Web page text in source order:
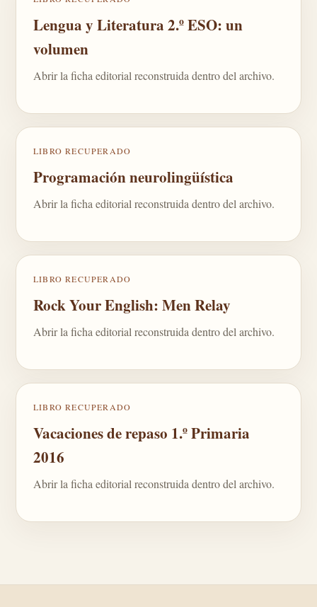
Lengua y Literatura 2.º ESO: un
volumen
Abrir la ficha editorial reconstruida dentro del archivo.
LIBRO RECUPERADO
Programación neurolingüística
Abrir la ficha editorial reconstruida dentro del archivo.
LIBRO RECUPERADO
Rock Your English: Men Relay
Abrir la ficha editorial reconstruida dentro del archivo.
LIBRO RECUPERADO
Vacaciones de repaso 1.º Primaria
2016
Abrir la ficha editorial reconstruida dentro del archivo.